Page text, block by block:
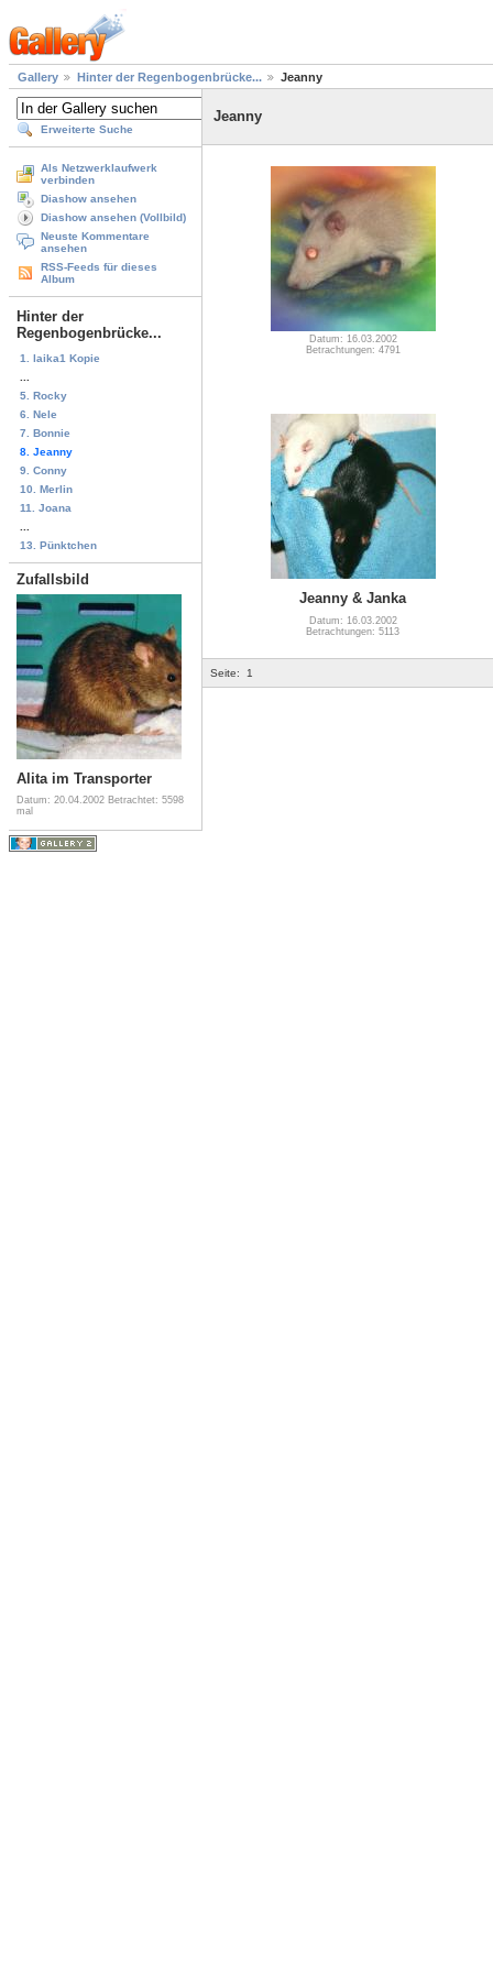
Gallery Hinter der Regenbogenbrücke... Jeanny
Erweiterte Suche
Als Netzwerklaufwerk
verbinden
Diashow ansehen
Diashow ansehen (Vollbild)
Neuste Kommentare
ansehen
RSS-Feeds für dieses
Album
Hinter der
Regenbogenbrücke...
1. laika1 Kopie
5. Rocky
6. Nele
7. Bonnie
8. Jeanny
9. Conny
10. Merlin
11. Joana
13. Pünktchen
Zufallsbild
Alita im Transporter
Datum: 20.04.2002 Betrachtet: 5598
mal
Jeanny
Datum: 16.03.2002
Betrachtungen: 4791
Jeanny & Janka
Datum: 16.03.2002
Betrachtungen: 5113
Seite: 1